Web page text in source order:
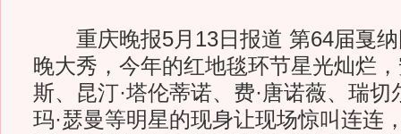
重庆晚报5月13日报道 第64届戛纳
晚大秀，今年的红地毯环节星光灿烂
斯、昆汀·塔伦蒂诺、费·唐诺薇、瑞切
玛·瑟曼等明星的现身让现场惊叫连连